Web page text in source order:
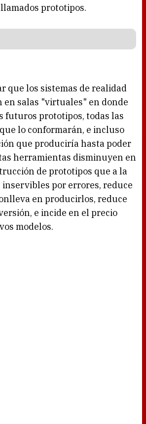
prototipos.
que los sistemas de realidad
en salas "virtuales" en donde
futuros prototipos, todas las
lo conformarán, e incluso
que produciría hasta poder
herramientas disminuyen en
de prototipos que a la
por errores, reduce
en producirlos, reduce
e incide en el precio
modelos.